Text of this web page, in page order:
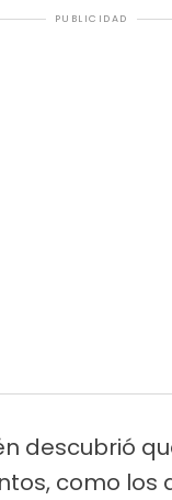
PUBLICIDAD
descubrió
como los